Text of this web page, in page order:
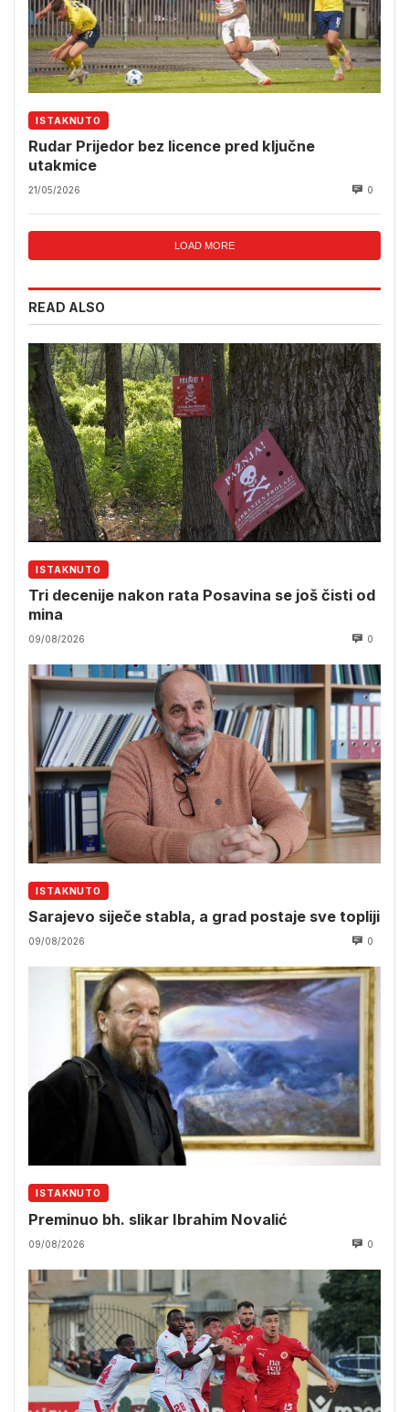
ISTAKNUTO
Rudar Prijedor bez licence pred ključne
utakmice
21/05/2026 0
LOAD MORE
READ ALSO
ISTAKNUTO
Tri decenije nakon rata Posavina se još čisti od
mina
09/08/2026 0
ISTAKNUTO
Sarajevo siječe stabla, a grad postaje sve topliji
09/08/2026 0
ISTAKNUTO
Preminuo bh. slikar Ibrahim Novalić
09/08/2026 0